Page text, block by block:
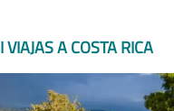
A COSTA RICA